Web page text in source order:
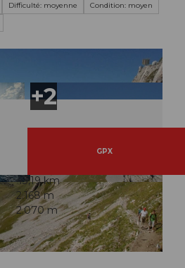
Difficulté: moyenne
Condition: moyen
© Obwalden Tourismus, Obwalden Tourismus
GPX
43,19 km
2.168 m
2.070 m